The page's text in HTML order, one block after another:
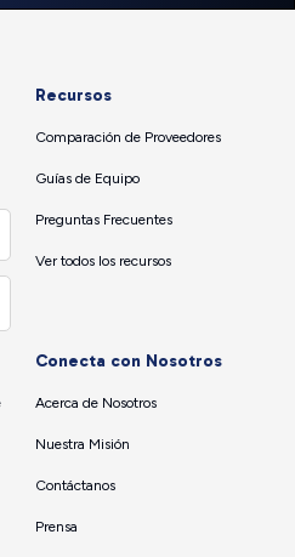
Recursos
Comparación de Proveedores
Guías de Equipo
Preguntas Frecuentes
Ver todos los recursos
Conecta con Nosotros
Acerca de Nosotros
Nuestra Misión
Contáctanos
Prensa